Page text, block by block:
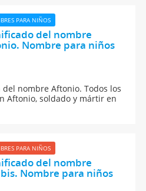
PARA NIÑOS
del nombre
Nombre para niños
nombre Aftonio. Todos los
Aftonio, soldado y mártir en
PARA NIÑOS
del nombre
Nombre para niños